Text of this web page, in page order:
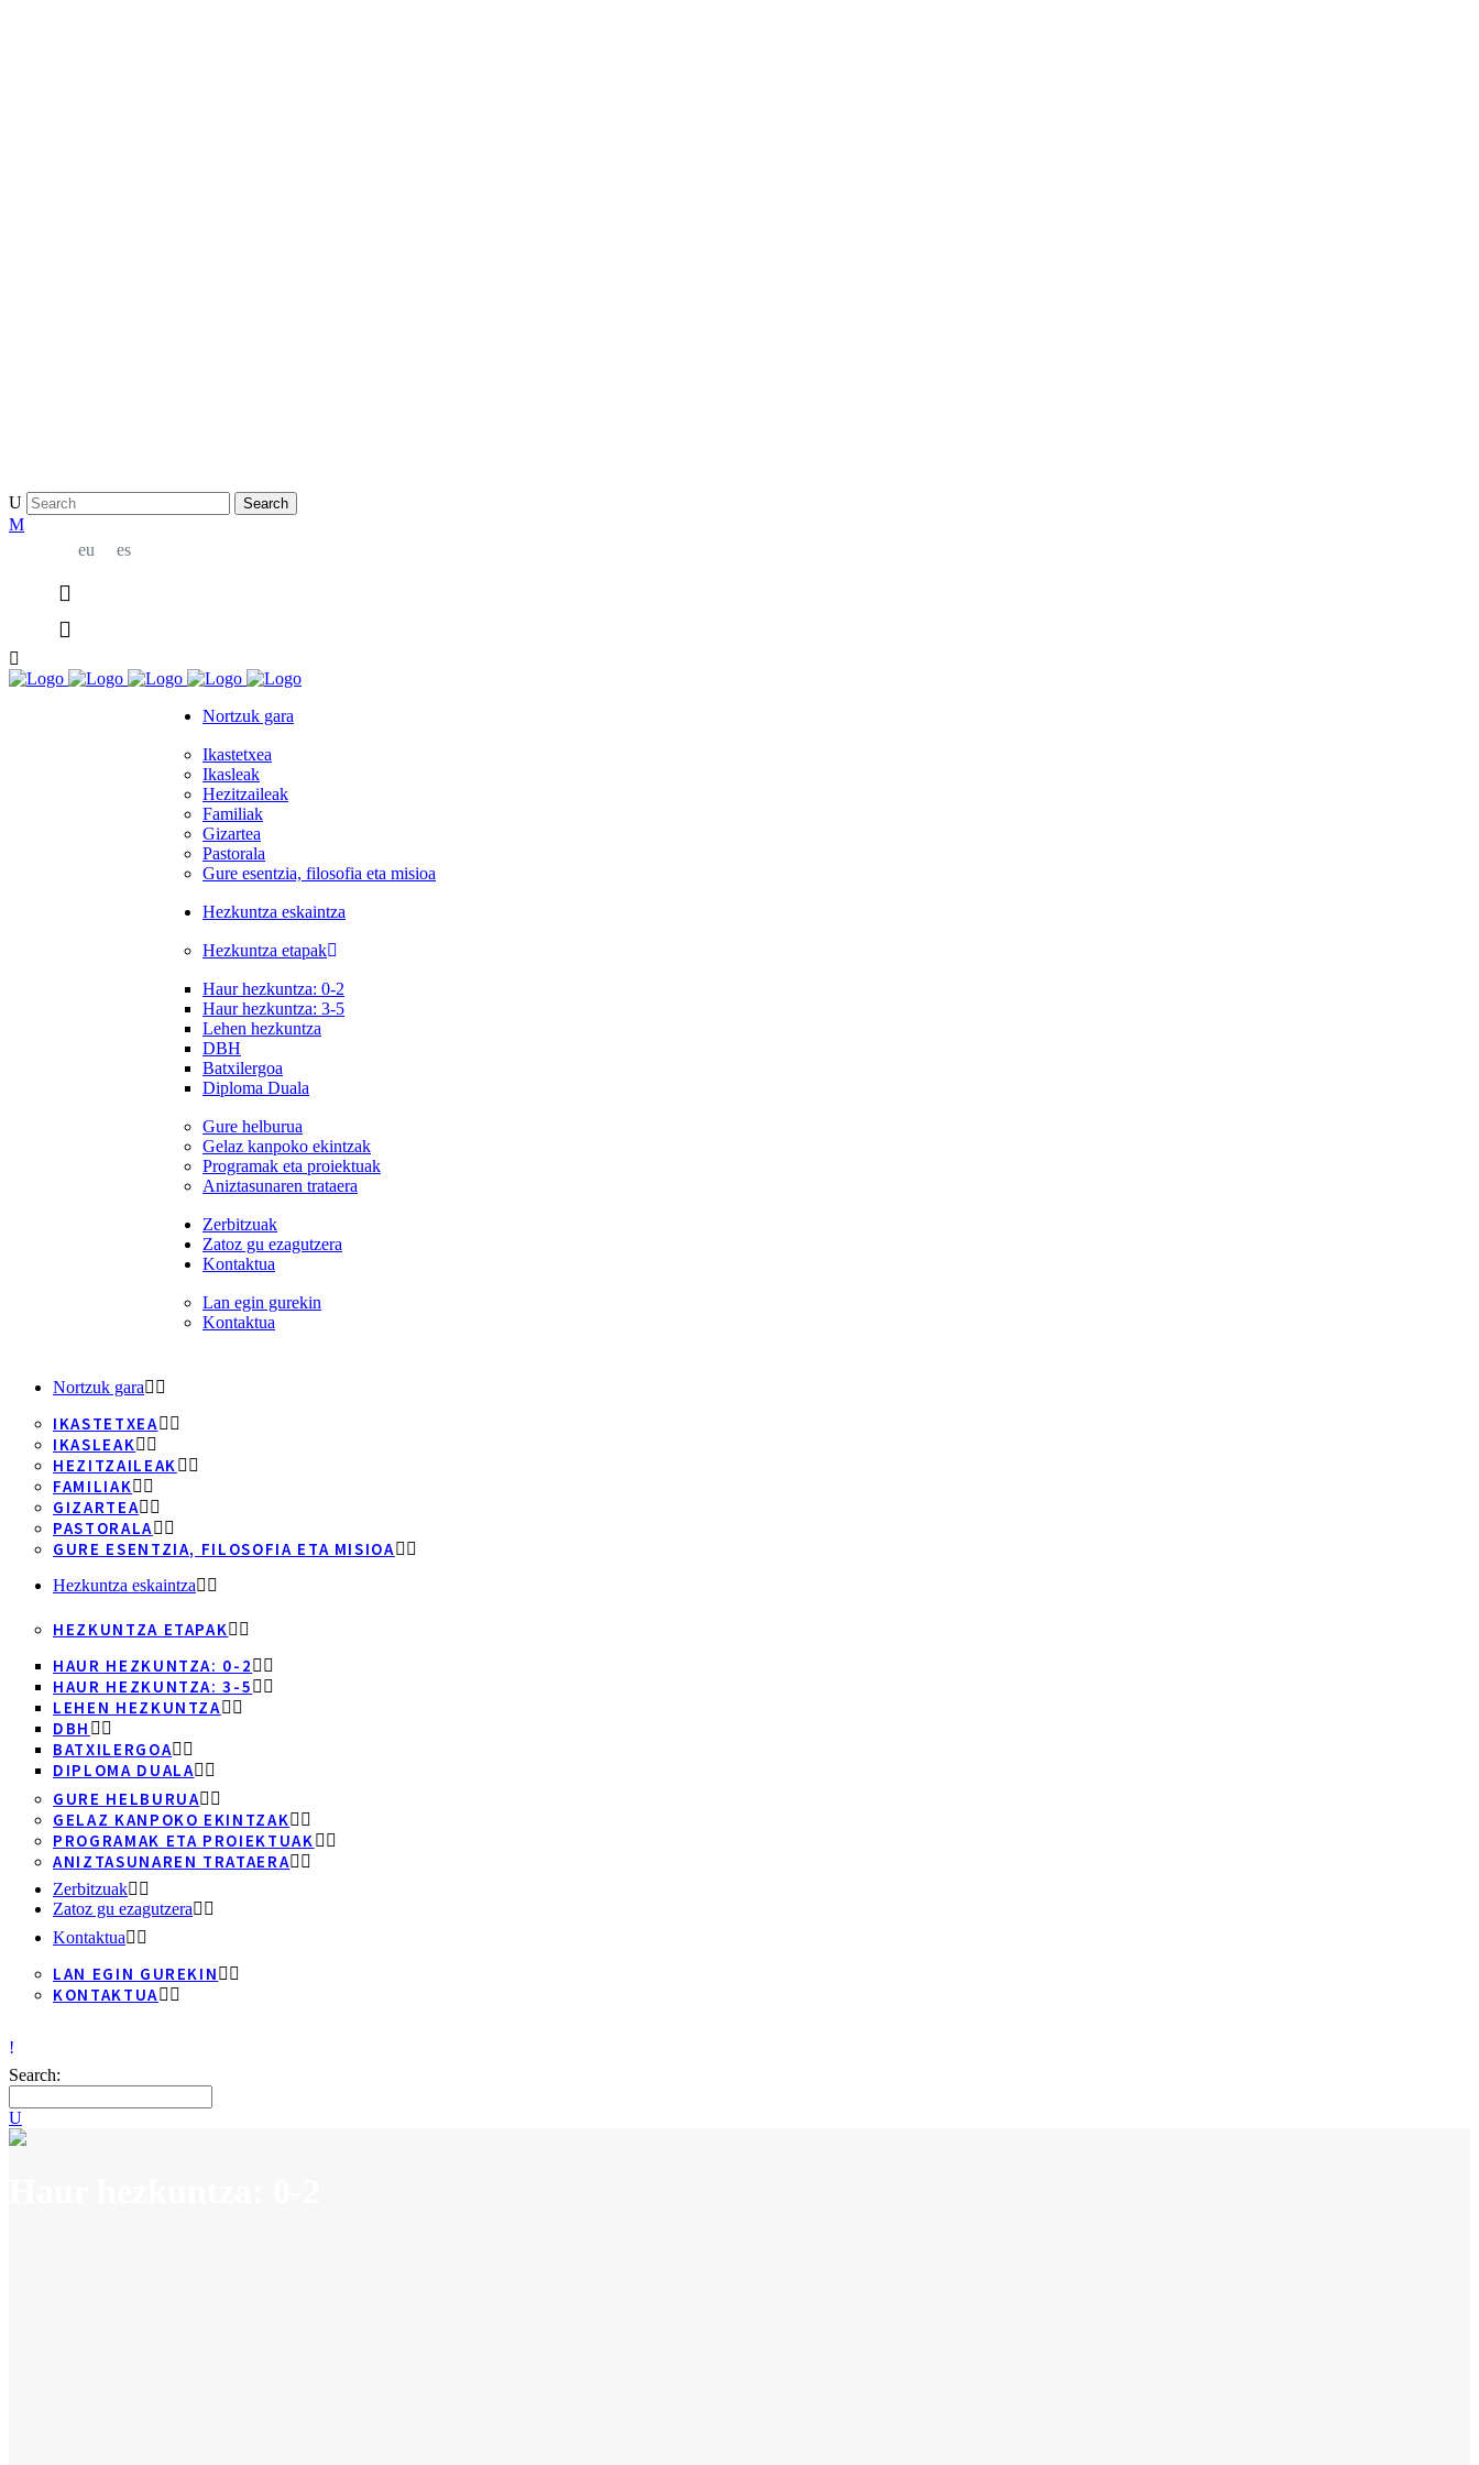
eu es
Nortzuk gara
Ikastetxea
Ikasleak
Hezitzaileak
Familiak
Gizartea
Pastorala
Gure esentzia, filosofia eta misioa
Hezkuntza eskaintza
Hezkuntza etapak
Haur hezkuntza: 0-2
Haur hezkuntza: 3-5
Lehen hezkuntza
DBH
Batxilergoa
Diploma Duala
Gure helburua
Gelaz kanpoko ekintzak
Programak eta proiektuak
Aniztasunaren trataera
Zerbitzuak
Zatoz gu ezagutzera
Kontaktua
Lan egin gurekin
Kontaktua
Nortzuk gara
IKASTETXEA
IKASLEAK
HEZITZAILEAK
FAMILIAK
GIZARTEA
PASTORALA
GURE ESENTZIA, FILOSOFIA ETA MISIOA
Hezkuntza eskaintza
HEZKUNTZA ETAPAK
HAUR HEZKUNTZA: 0-2
HAUR HEZKUNTZA: 3-5
LEHEN HEZKUNTZA
DBH
BATXILERGOA
DIPLOMA DUALA
GURE HELBURUA
GELAZ KANPOKO EKINTZAK
PROGRAMAK ETA PROIEKTUAK
ANIZTASUNAREN TRATAERA
Zerbitzuak
Zatoz gu ezagutzera
Kontaktua
LAN EGIN GUREKIN
KONTAKTUA
Search: